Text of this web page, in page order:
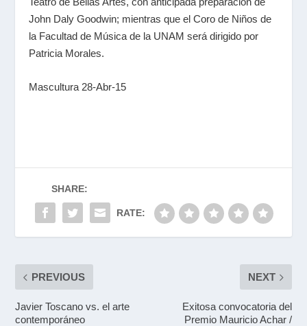
John Daly Goodwin; mientras que el Coro de Niños de
la Facultad de Música de la UNAM será dirigido por
Patricia Morales.
Mascultura 28-Abr-15
SHARE:
RATE:
PREVIOUS
Javier Toscano vs. el arte
contemporáneo
NEXT
Exitosa convocatoria del
Premio Mauricio Achar /